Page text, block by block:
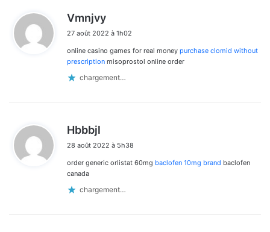
Vmnjvy
t
:
27 août 2022 à 1h02
online casino games for real money purchase clomid without
prescription misoprostol online order
chargement…
Hbbbjl
t
28 août 2022 à 5h38
order generic orlistat 60mg baclofen 10mg brand baclofen
canada
chargement…